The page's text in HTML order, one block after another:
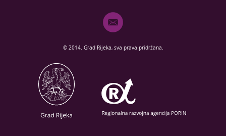
© 2014. Grad Rijeka, sva prava pridržana.